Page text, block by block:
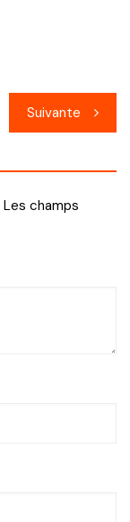
Suivante
Les champs